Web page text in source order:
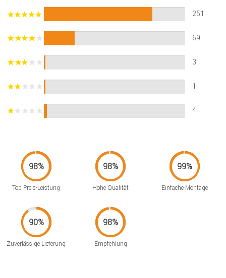
251
69
3
1
4
Top Preis-Leistung Hohe Qualität Einfache Montage
Zuverlässige Lieferung Empfehlung